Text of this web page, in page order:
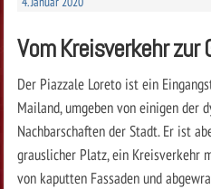
Vom Kreisverkehr zur
Der Piazzale Loreto ist ein
Mailand, umgeben von einigen der
Nachbarschaften der Stadt. Er ist
grauslicher Platz, ein Kreisverkehr
von kaputten Fassaden und